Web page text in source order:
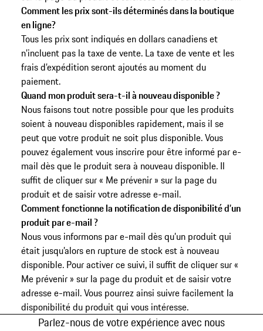
Comment les prix sont-ils déterminés dans la boutique
en ligne?
Tous les prix sont indiqués en dollars canadiens et
n’incluent pas la taxe de vente. La taxe de vente et les
frais d’expédition seront ajoutés au moment du
paiement.
Quand mon produit sera-t-il à nouveau disponible ?
Nous faisons tout notre possible pour que les produits
soient à nouveau disponibles rapidement, mais il se
peut que votre produit ne soit plus disponible. Vous
pouvez également vous inscrire pour être informé par e-
mail dès que le produit sera à nouveau disponible. Il
suffit de cliquer sur « Me prévenir » sur la page du
produit et de saisir votre adresse e-mail.
Comment fonctionne la notification de disponibilité d’un
produit par e-mail ?
Nous vous informons par e-mail dès qu’un produit qui
était jusqu’alors en rupture de stock est à nouveau
disponible. Pour activer ce suivi, il suffit de cliquer sur «
Me prévenir » sur la page du produit et de saisir votre
adresse e-mail. Vous pourrez ainsi suivre facilement la
disponibilité du produit qui vous intéresse.
Parlez-nous de votre expérience avec nous